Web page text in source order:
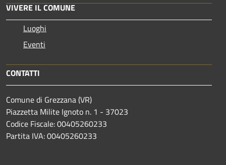
VIVERE IL COMUNE
Luoghi
Eventi
CONTATTI
Comune di Grezzana (VR)
Piazzetta Milite Ignoto n. 1 - 37023
Codice Fiscale: 00405260233
Partita IVA: 00405260233